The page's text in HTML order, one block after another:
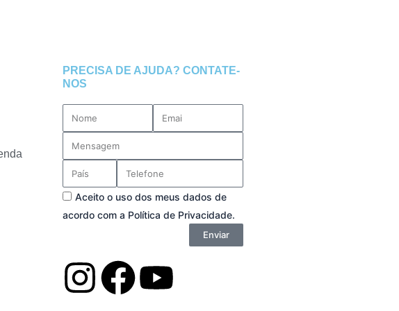
PRECISA DE AJUDA? CONTATE-
NOS
Privacy
Aceito o uso dos meus dados de
acordo com a Política de Privacidade.
Enviar
I
F Y